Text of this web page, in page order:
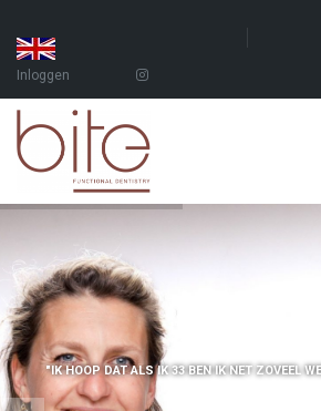
Inloggen
"IK HOOP DAT ALS IK 33 BEN IK NET ZOVEEL